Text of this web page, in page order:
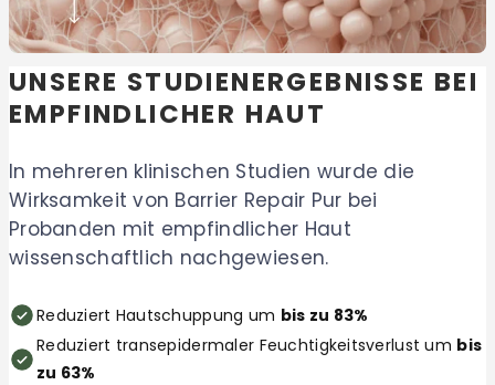
UNSERE STUDIENERGEBNISSE BEI
EMPFINDLICHER HAUT
In mehreren klinischen Studien wurde die
Wirksamkeit von Barrier Repair Pur bei
Probanden mit empfindlicher Haut
wissenschaftlich nachgewiesen.
Reduziert Hautschuppung um bis zu 83%
Reduziert transepidermaler Feuchtigkeitsverlust um bis
zu 63%